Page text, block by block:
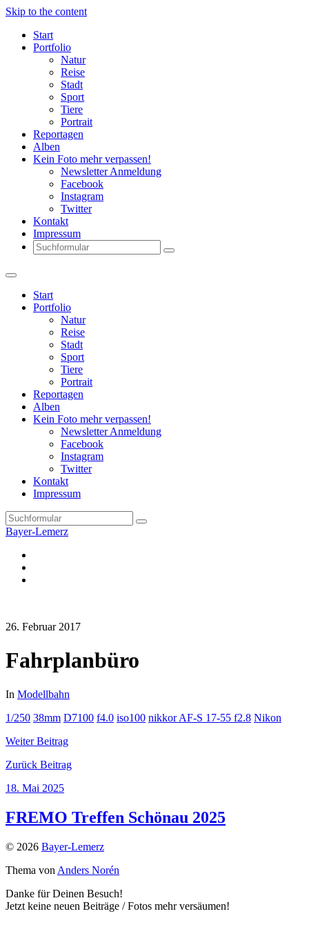
Skip to the content
Start
Portfolio
Natur
Reise
Stadt
Sport
Tiere
Portrait
Reportagen
Alben
Kein Foto mehr verpassen!
Newsletter Anmeldung
Facebook
Instagram
Twitter
Kontakt
Impressum
Search
Start
Portfolio
Natur
Reise
Stadt
Sport
Tiere
Portrait
Reportagen
Alben
Kein Foto mehr verpassen!
Newsletter Anmeldung
Facebook
Instagram
Twitter
Kontakt
Impressum
Search
Bayer-Lemerz
26. Februar 2017
Fahrplanbüro
In Modellbahn
1/250 38mm D7100 f4.0 iso100 nikkor AF-S 17-55 f2.8 Nikon
WeiterBeitrag
Zurück Beitrag
18. Mai 2025
FREMO Treffen Schönau 2025
© 2026 Bayer-Lemerz
Thema von Anders Norén
Danke für Deinen Besuch!
Jetzt keine neuen Beiträge / Fotos mehr versäumen!